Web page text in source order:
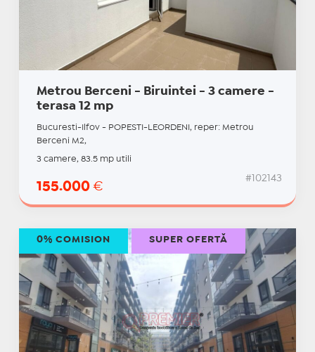
Metrou Berceni - Biruintei - 3 camere -
terasa 12 mp
Bucuresti-Ilfov - POPESTI-LEORDENI, reper: Metrou
Berceni M2,
3 camere, 83.5 mp utili
155.000 €
#102143
0% COMISION SUPER OFERTĂ